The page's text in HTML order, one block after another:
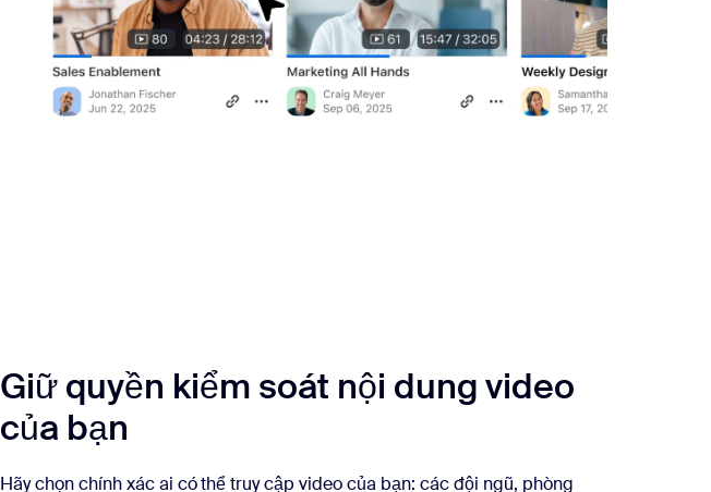
Giữ quyền kiểm soát nội dung video
của bạn
Hãy chọn chính xác ai có thể truy cập video của bạn: các đội ngũ, phòng